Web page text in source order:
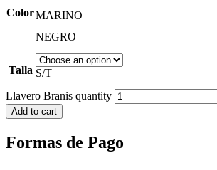
ColorMARINO
NEGRO
Talla S/T
Llavero Branis quantity
Add to cart
Formas de Pago